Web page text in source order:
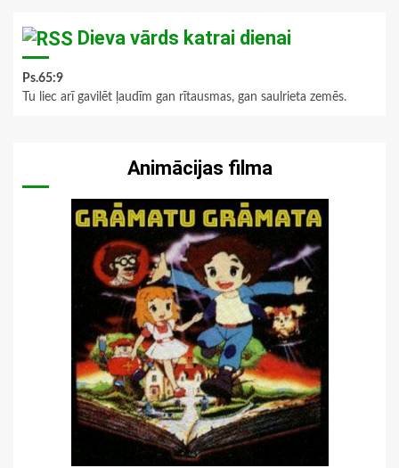
Dieva vārds katrai dienai
Ps.65:9
Tu liec arī gavilēt ļaudīm gan rītausmas, gan saulrieta zemēs.
Animācijas filma